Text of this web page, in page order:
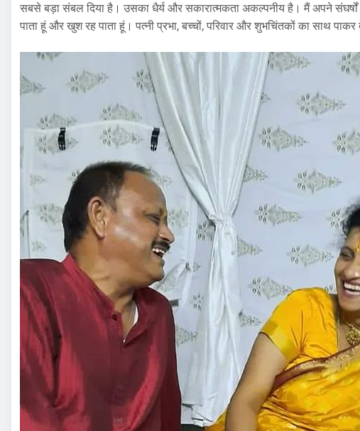
सबसे बड़ा संबल दिया है। उसका धैर्य और सकारात्मकता अकल्पनीय है। मैं अपने
पाता हूं और खुश रह पाता हूं। पत्नी प्रभा, बच्चों, परिवार और शुभचिंतकों का साथ पाकर